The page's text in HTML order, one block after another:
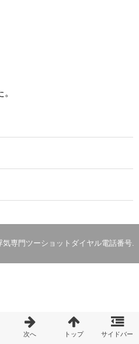
専門ツーショットダイヤル電話番号.